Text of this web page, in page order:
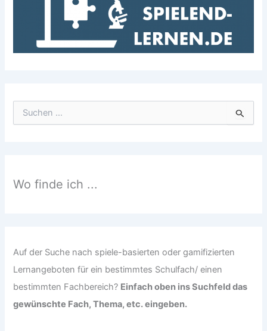
n
a
Wo finde ich ...
Auf der Suche nach spiele-basierten oder gamifizierten
Lernangeboten für ein bestimmtes Schulfach/ einen
bestimmten Fachbereich? Einfach oben ins Suchfeld das
gewünschte Fach, Thema, etc. eingeben.